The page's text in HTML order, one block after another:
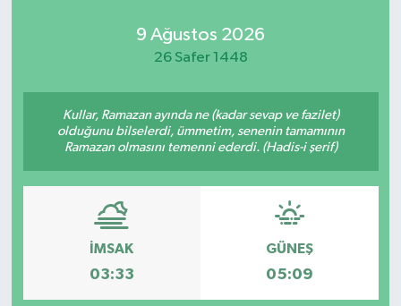
9 Ağustos 2026
26 Safer 1448
Kullar, Ramazan ayında ne (kadar sevap ve fazilet)
olduğunu bilselerdi, ümmetim, senenin tamamının
Ramazan olmasını temenni ederdi. (Hadis-i şerif)
İMSAK
03:33
GÜNEŞ
05:09